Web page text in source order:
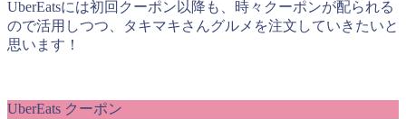
UberEatsには初回クーポン以降も、時々クーポンが配られる
ので活用しつつ、タキマキさんグルメを注文していきたいと
思います！
UberEats クーポン